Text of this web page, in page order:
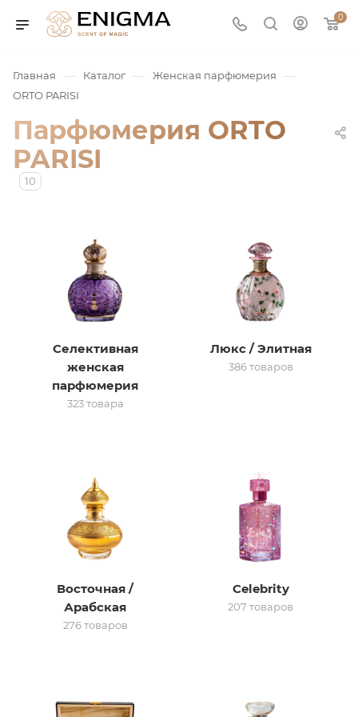
0
сертификат
Главная — Каталог — Женская парфюмерия —
ORTO PARISI
Парфюмерия ORTO
PARISI
10
Селективная
женская
парфюмерия
323 товара
Люкс / Элитная
386 товаров
Восточная /
Арабская
276 товаров
Celebrity
207 товаров